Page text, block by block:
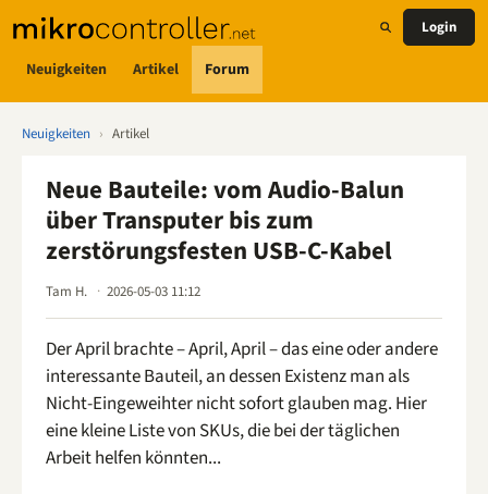
Neuigkeiten Artikel Forum
Login
Neuigkeiten › Artikel
Neue Bauteile: vom Audio-Balun
über Transputer bis zum
zerstörungsfesten USB-C-Kabel
Tam H. 2026-05-03 11:12
Der April brachte – April, April – das eine oder andere
interessante Bauteil, an dessen Existenz man als
Nicht-Eingeweihter nicht sofort glauben mag. Hier
eine kleine Liste von SKUs, die bei der täglichen
Arbeit helfen könnten...